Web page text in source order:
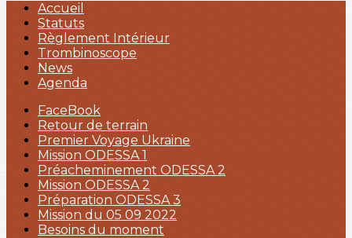
Accueil
Statuts
Règlement Intérieur
Trombinoscope
News
Agenda
FaceBook
Retour de terrain
Premier Voyage Ukraine
Mission ODESSA 1
Préacheminement ODESSA 2
Mission ODESSA 2
Préparation ODESSA 3
Mission du 05 09 2022
Besoins du moment